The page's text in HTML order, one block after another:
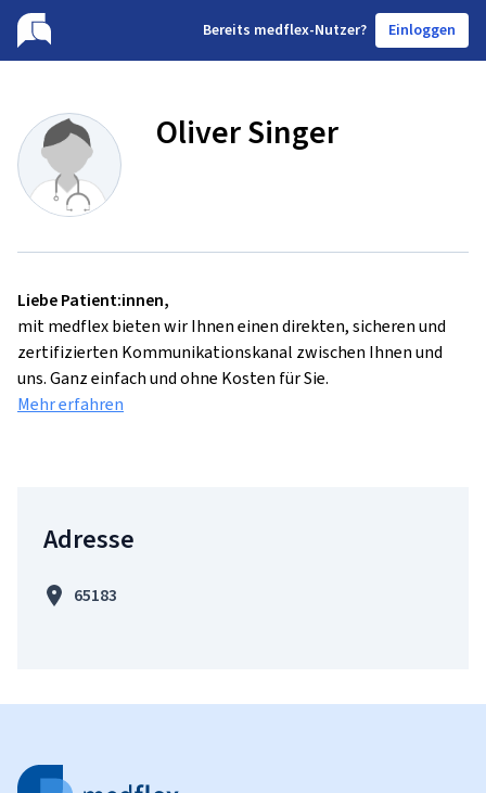
Bereits medflex-Nutzer? Einloggen
Oliver Singer
Liebe Patient:innen,
mit medflex bieten wir Ihnen einen direkten, sicheren und
zertifizierten Kommunikationskanal zwischen Ihnen und
uns. Ganz einfach und ohne Kosten für Sie.
Mehr erfahren
Adresse
65183